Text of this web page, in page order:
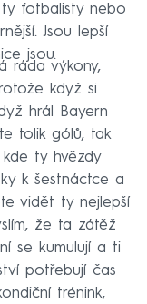
fotbalisty nebo
Jsou lepší
jsou.
ráda výkony,
když si
hrál Bayern
tolik gólů, tak
ty hvězdy
k šestnáctce a
vidět ty nejlepší
že ta zátěž
se kumulují a ti
potřebují čas
trénink,